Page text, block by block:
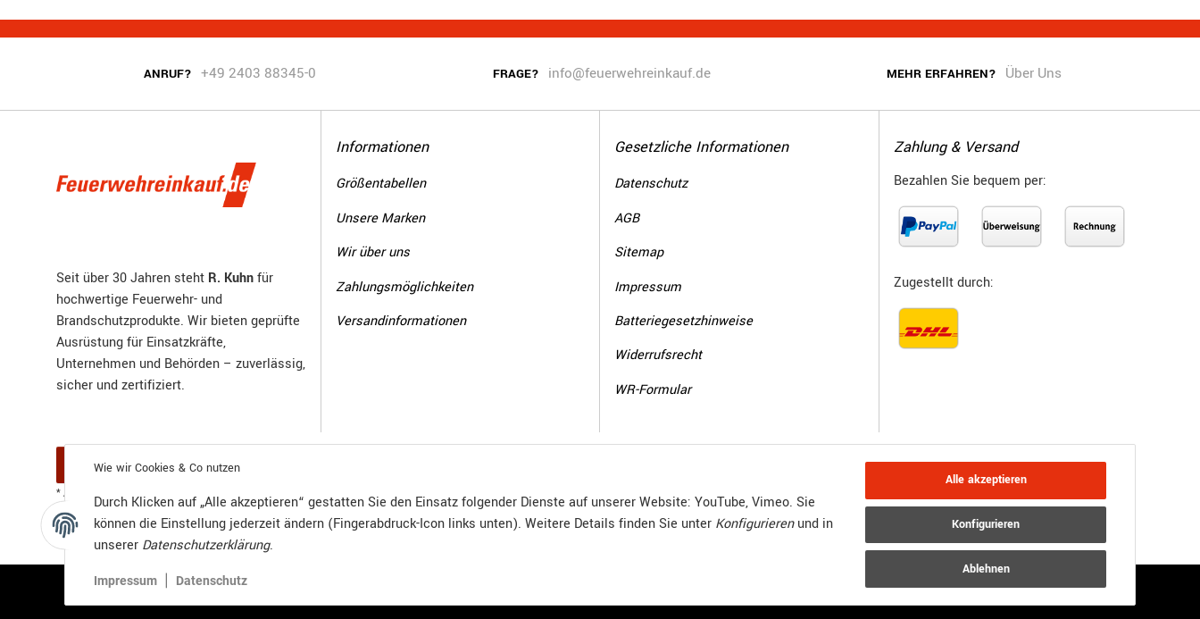
Alle akzeptieren
Konfigurieren
Ablehnen
Wie wir Cookies & Co nutzen
Durch Klicken auf „Alle akzeptieren“ gestatten Sie den Einsatz folgender Dienste auf unserer Website: YouTube, Vimeo. Sie
können die Einstellung jederzeit ändern (Fingerabdruck-Icon links unten). Weitere Details finden Sie unter Konfigurierenund in
unserer Datenschutzerklärung.
Impressum Datenschutz
ANRUF? +49 2403 88345-0 FRAGE? info@feuerwehreinkauf.de MEHR ERFAHREN? Über Uns
Seit über 30 Jahren steht R. Kuhnfür
hochwertige Feuerwehr- und
Brandschutzprodukte. Wir bieten geprüfte
Ausrüstung für Einsatzkräfte,
Unternehmen und Behörden – zuverlässig,
sicher und zertifiziert.
Informationen
Größentabellen
Unsere Marken
Wir über uns
Zahlungsmöglichkeiten
Versandinformationen
Gesetzliche Informationen
Datenschutz
AGB
Sitemap
Impressum
Batteriegesetzhinweise
Widerrufsrecht
WR-Formular
Zahlung & Versand
Bezahlen Sie bequem per:
Zugestellt durch:
Vertrag widerrufen
* Alle Preise inkl. gesetzlicher USt., zzgl.
Powered byJTL-Shop